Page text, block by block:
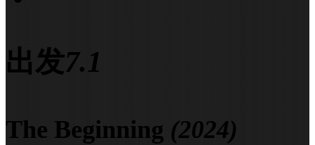
出发7.1
The Beginning (2024)